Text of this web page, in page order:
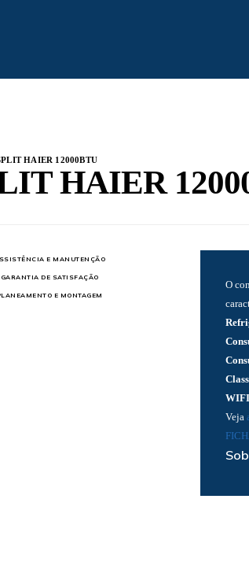
HAIER 12000BTU
HAIER
E MANUTENÇÃO
GARANTIA DE SATISFAÇÃO
E MONTAGEM
O
Veja